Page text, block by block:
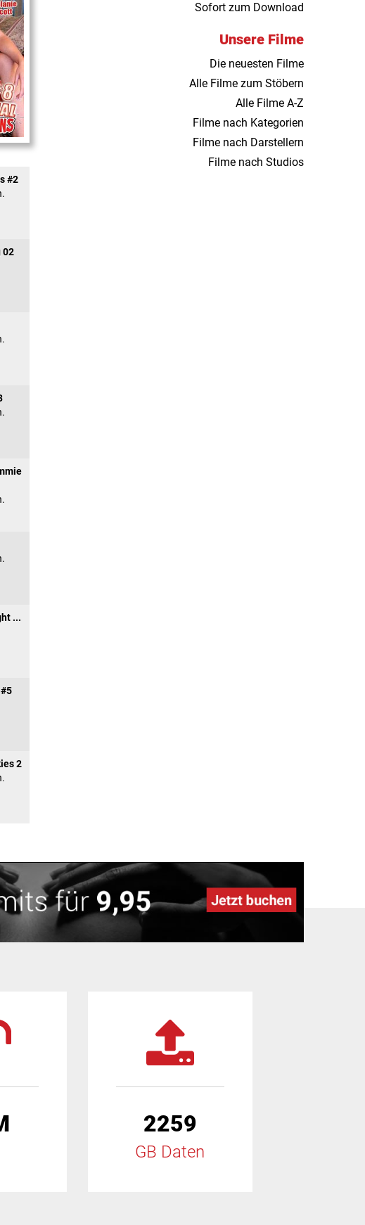
#2
02
...
2
Sofort zum Download
Unsere Filme
Die neuesten Filme
Alle Filme zum Stöbern
Alle Filme A-Z
Filme nach Kategorien
Filme nach Darstellern
Filme nach Studios
2259
GB Daten